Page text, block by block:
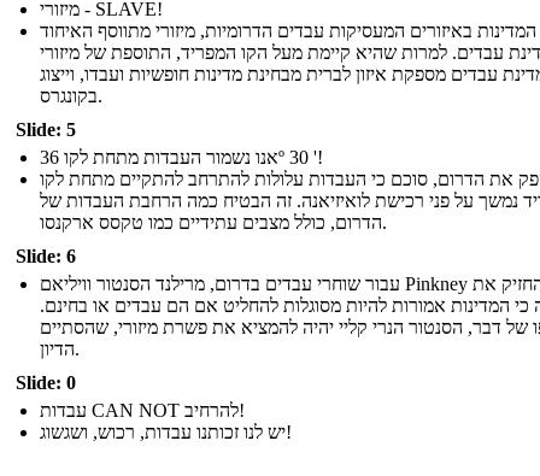
מיזורי - SLAVE!
באיזורים המעסיקות עבדים הדרומיות, מיזורי מתווסף האיחוד
עבדים. למרות שהיא קיימת מעל הקו המפריד, התוספת של מיזורי
עבדים מספקת איזון לברית מבחינת מדינות חופשיות ועבדו, וייצוג
בקונגרס.
Slide: 5
אנו נשמור העבדות מתחת לקו 36º 30 '!
את הדרום, סוכם כי העבדות עלולות להתרחב להתקיים מתחת לקו
נמשך על פני רכישת לואיזיאנה. זה הבטיח כמה הרחבת העבדות של
הדרום, כולל מצבים עתידיים כמו טקסס ארקנסו.
Slide: 6
עבור שוחרי עבדים בדרום, מרילנד הסנטור וויליאם Pinkney החזיק את
כי המדינות אמורות להיות מסוגלות להחליט אם הם עבדים או בחינם.
של דבר, הסנטור הנרי קליי יהיה להמציא את פשרת מיזורי, שהסתיים
הדיון.
Slide: 0
עבדות CAN NOT להרחיב!
יש לנו זכותנו עבדות, רכוש, ושגשוג!